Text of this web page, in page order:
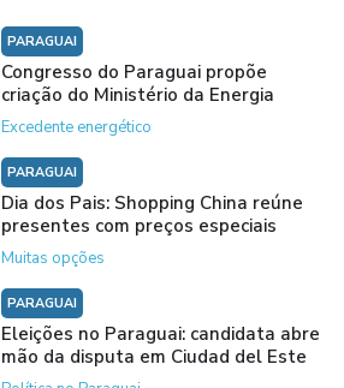
PARAGUAI
Congresso do Paraguai propõe
criação do Ministério da Energia
Excedente energético
PARAGUAI
Dia dos Pais: Shopping China reúne
presentes com preços especiais
Muitas opções
PARAGUAI
Eleições no Paraguai: candidata abre
mão da disputa em Ciudad del Este